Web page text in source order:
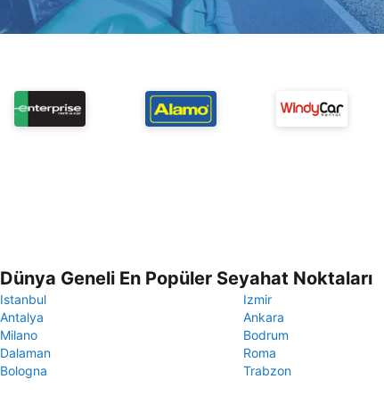
Dünya Geneli En Popüler Seyahat Noktaları
Istanbul
Izmir
Antalya
Ankara
Milano
Bodrum
Dalaman
Roma
Bologna
Trabzon